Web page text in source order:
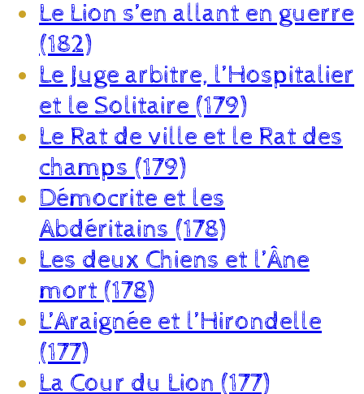
Le Lion s’en allant en guerre
(182)
Le Juge arbitre, l’Hospitalier
et le Solitaire (179)
Le Rat de ville et le Rat des
champs (179)
Démocrite et les
Abdéritains (178)
Les deux Chiens et l’Âne
mort (178)
L’Araignée et l’Hirondelle
(177)
La Cour du Lion (177)